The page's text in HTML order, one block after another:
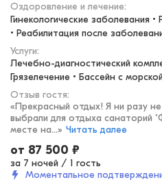
Оздоровление и лечение:
Гинекологические заболевания
• Реабилитация после
Услуги:
Лечебно-диагностический
Грязелечение • Бассейн с
Отзыв гостя:
«Прекрасный отдых! Я ни разу
выбрали для отдыха санаторий
месте на...» Читать далее
от 87 500 ₽
за 7 ночей / 1 гость
Моментальное